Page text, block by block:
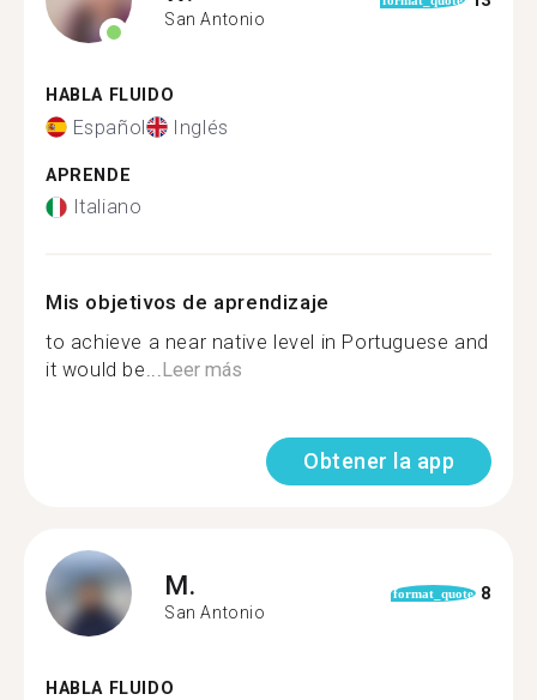
San Antonio
HABLA FLUIDO
Español Inglés
APRENDE
Italiano
Mis objetivos de aprendizaje
to achieve a near native level in Portuguese and
it would be...Leer más
Obtener la app
M.
San Antonio
format_quote 8
HABLA FLUIDO